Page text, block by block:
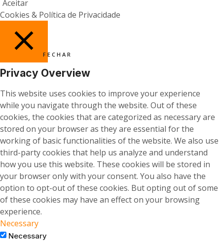
Aceitar
Cookies & Política de Privacidade
FECHAR
Privacy Overview
This website uses cookies to improve your experience
while you navigate through the website. Out of these
cookies, the cookies that are categorized as necessary are
stored on your browser as they are essential for the
working of basic functionalities of the website. We also use
third-party cookies that help us analyze and understand
how you use this website. These cookies will be stored in
your browser only with your consent. You also have the
option to opt-out of these cookies. But opting out of some
of these cookies may have an effect on your browsing
experience.
Necessary
Necessary